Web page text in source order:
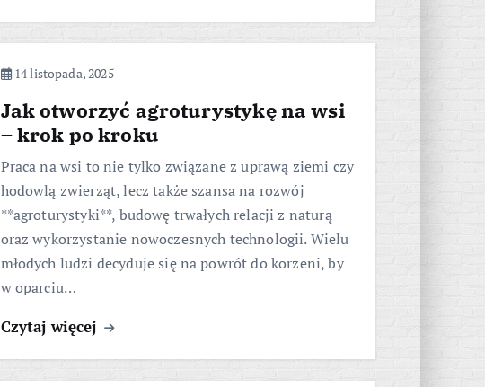
14 listopada, 2025
Jak otworzyć agroturystykę na wsi
– krok po kroku
Praca na wsi to nie tylko związane z uprawą ziemi czy
hodowlą zwierząt, lecz także szansa na rozwój
**agroturystyki**, budowę trwałych relacji z naturą
oraz wykorzystanie nowoczesnych technologii. Wielu
młodych ludzi decyduje się na powrót do korzeni, by
w oparciu…
Czytaj więcej